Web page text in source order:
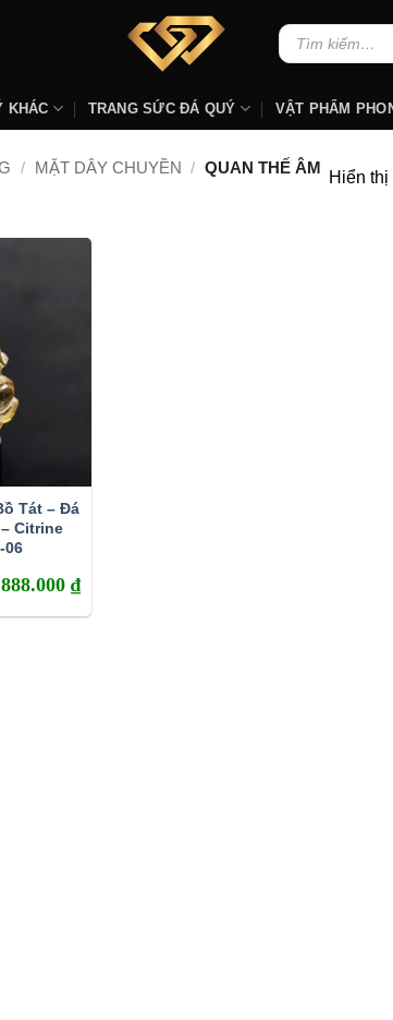
Tìm
kiếm:
KHÁC TRANG SỨC ĐÁ QUÝ VẬT PHẨM
/ MẶT DÂY CHUYỀN / QUAN THẾ ÂM
Hiển thị
Tát – Đá
06
888.000₫